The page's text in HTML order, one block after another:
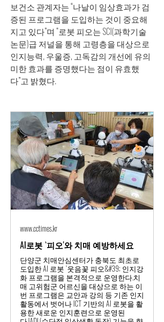
보건소 관계자는 “나날이 임상효과가 검
증된 프로그램을 도입하는 것이 중요해
지고 있다”며 “로봇 피오는 SCI(과학기술
논문)급 저널을 통해 고령층을 대상으로
인지능력, 우울증, 고독감의 개선에 유의
미한 효과를 증명했다는 점이 유효했
다”고 밝혔다.
www.cctimes.kr
AI로봇 `피오'와 치매 예방하세요
단양군 치매안심센터가 충북도 최초로
도입한 AI 로봇 `웃음꽃 피오&#39; 인지강
화 프로그램을 본격적으로 운영한다.치
매 고위험군 어르신을 대상으로 하는 이
번 프로그램은 교안과 강의 등 기존 인지
활동에서 벗어나 ICT 기반의 AI 로봇을 활
용한 새로운 인지훈련으로 운영된